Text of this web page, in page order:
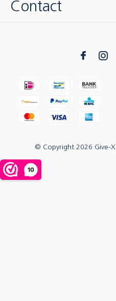
Contact
© Copyright 2026 Give-X